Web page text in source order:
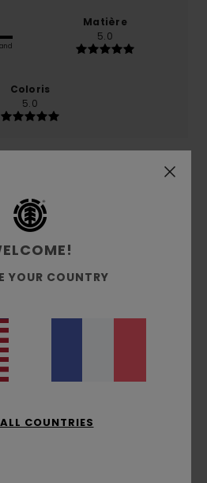
Matière
5.0
Coloris
5.0
5/5
5 /5
YOUR COUNTRY
COUNTRIES